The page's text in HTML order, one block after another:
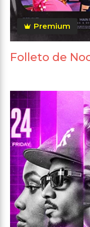
Premium
Folleto de